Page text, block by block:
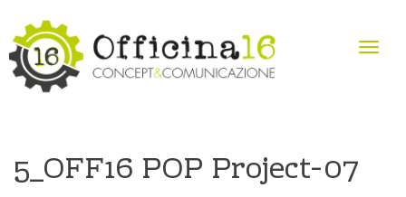
5_OFF16 POP Project-07